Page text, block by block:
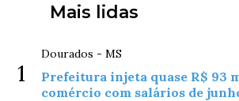
Mais lidas
1
Dourados - MS
Prefeitura injeta quase R$ 93
comércio com salários de